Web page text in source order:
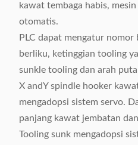
kawat tembaga habis,
otomatis.
PLC dapat mengatur nomor
berliku, ketinggian tooling
sunkle tooling dan arah
X andY spindle hooker
mengadopsi sistem servo.
panjang kawat jembatan
Tooling sunk mengadopsi